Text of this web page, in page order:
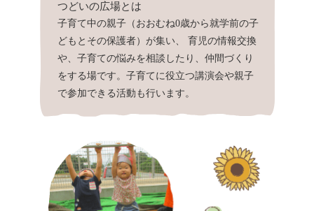
つどいの広場とは
子育て中の親子（おおむね0歳から就学前の子
どもとその保護者）が集い、
育児の情報交換
や、子育ての悩みを相談したり、仲間づくり
をする場です。子育てに役立つ講演会や親子
で参加できる活動も行います。